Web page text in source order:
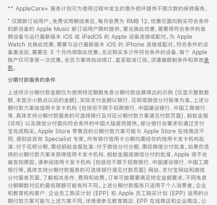
** AppleCare+ 服务计划可为使用过程中发生的意外损坏提供不限次数的保修服务。
⁺ 仅限新订阅用户。免费试用期结束后，每月收费为 RMB 12。优惠仅面向购买符合条件
的新设备的 Apple Music 新订阅用户限时提供。要兑换此优惠，需要将符合条件的音
频设备与运行最新版本 iOS 或 iPadOS 的 Apple 设备连接或配对。为 Apple
Watch 兑换此优惠，需要与运行最新版本 iOS 的 iPhone 连接或配对。符合条件的设
备激活后，需要在 3 个月内领取此优惠。无论购买多少件符合条件的设备，每个 Apple
账户仅可享受一次优惠。会员方案将自动续订，直至取消订阅。须遵循限制条件和其他条
款。
窗
口
中
打
开)
分期付款服务的条件
上述所示分期付款金额仅为使用特定期数免息分期付款估算得出的示例 (仅显示整数数
额，未显示小数点以后的金额)，实际支付金额以银行、花呗或微信分付账单为准。上述分
期付款方案由信用卡发卡机构 (包括但不限于招商银行、中国建设银行、中国工商银行
等，具体支持分期付款服务的可选择银行及对应分期付款方案请见付款页面)、蚂蚁金服
(花呗) 以及微信分付面向符合条件的中国大陆居民提供。部分银行会要求你通过支付
宝完成购买。Apple Store 零售店的分期付款方案可能与 Apple Store 在线商店不
同，请到店咨询 Specialist 专家。所有银行信用卡分期均需经你的信用卡发卡机构批
准；对于花呗分期，需经蚂蚁金服批准；对于微信分付分期，需经微信分付批准。如果你选
择的分期付款方案未获得信用卡发卡机构、蚂蚁金服或微信分付的批准，Apple 将不会
被告知原因。请参阅信用卡发卡机构 (包括但不限于招商银行、中国建设银行、中国工商
银行等，具体支持分期付款服务的可选择银行请见付款页面) 网站、支付宝网站和微信
分付服务页面，了解相关条件、费用和收费。订单可能需要满足特定金额要求，不同免息
分期期数对应的最低限额可能有所不同。上述分期付款服务只适用于个人消费者。企业
和教育机构客户、企业员工购买计划 (EPP) 和 Apple 员工购买计划 (EPP) 适用的分
期付款方案可能与上述方案不同，详情请参见教育商店、EPP 在线商店和企业商店。公